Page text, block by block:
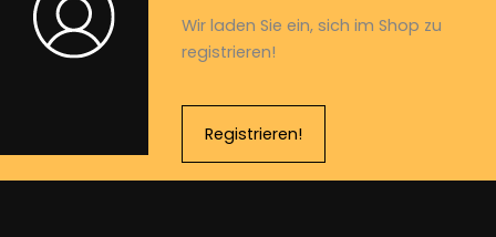
Wir laden Sie ein, sich im Shop zu
registrieren!
Registrieren!